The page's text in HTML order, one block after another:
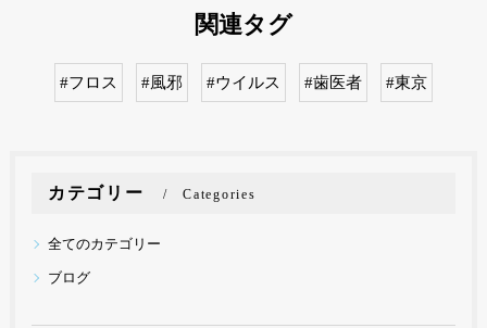
関連タグ
#フロス #風邪 #ウイルス #歯医者 #東京
カテゴリー Categories
全てのカテゴリー
ブログ